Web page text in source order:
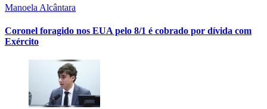
Manoela Alcântara
Coronel foragido nos EUA pelo 8/1 é cobrado por dívida com
Exército